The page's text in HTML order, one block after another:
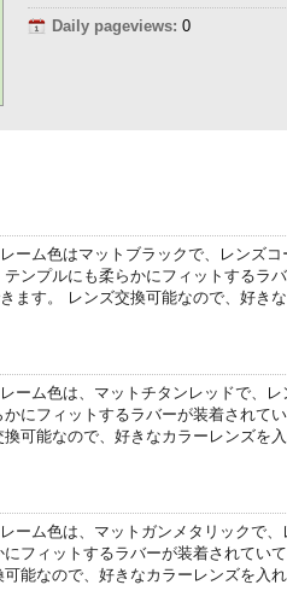
Daily pageviews: 0
ーム色はマットブラックで、レンズ
ンプルにも柔らかにフィットするラ
ます。 レンズ交換可能なので、好き
ーム色は、マットチタンレッドで、
にフィットするラバーが装着されて
可能なので、好きなカラーレンズを
ーム色は、マットガンメタリックで
フィットするラバーが装着されてい
能なので、好きなカラーレンズを入